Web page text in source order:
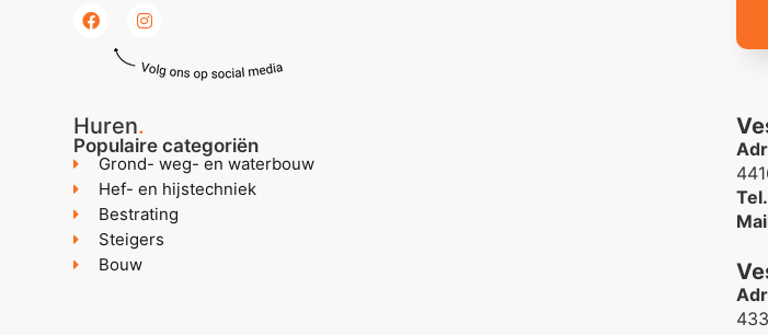
Huren.
Populaire categoriën
Grond- weg- en waterbouw
Hef- en hijstechniek
Bestrating
Steigers
Bouw
Tel.